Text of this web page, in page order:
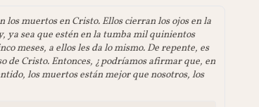
los muertos en Cristo. Ellos cierran los ojos en la
ya sea que estén en la tumba mil quinientos
meses, a ellos les da lo mismo. De repente, es
de Cristo. Entonces, ¿podríamos afirmar que, en
los muertos están mejor que nosotros, los